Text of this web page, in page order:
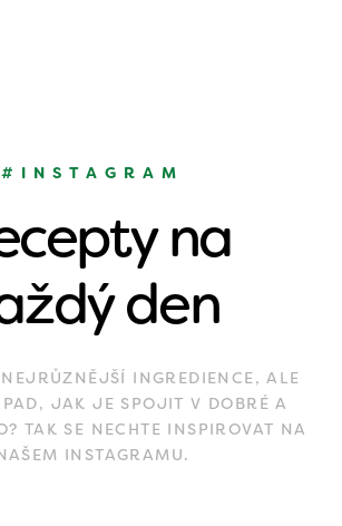
#INSTAGRAM
na
den
INGREDIENCE, ALE
JAK JE SPOJIT V DOBRÉ A
TAK SE NECHTE INSPIROVAT NA
INSTAGRAMU.